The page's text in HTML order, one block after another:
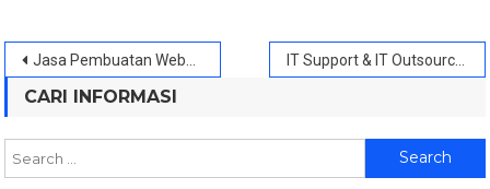
Post
navigation
Jasa Pembuatan Website Tangerang IT Support & IT Outsource
CARI INFORMASI
Search
for: